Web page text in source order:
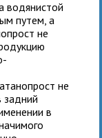
водянистой
путем, а
не
не
задний
в